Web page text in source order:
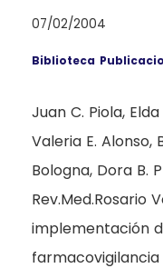
07/02/2004
Biblioteca
Juan C. Piola,
Valeria E. Alonso,
Bologna, Dora B.
Rev.Med.Rosario
implementación